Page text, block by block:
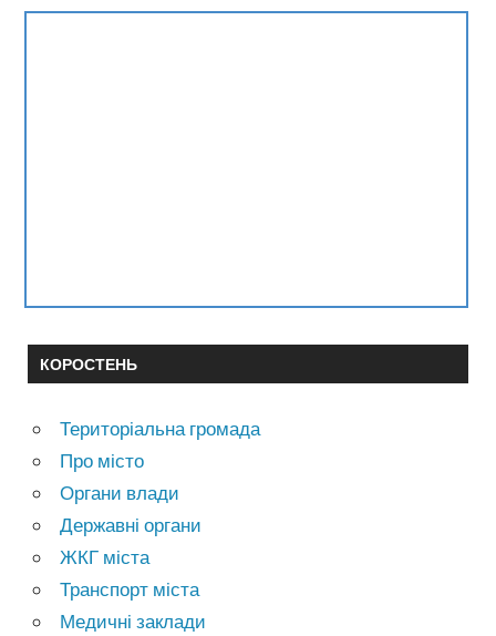
КОРОСТЕНЬ
Територіальна громада
Про місто
Органи влади
Державні органи
ЖКГ міста
Транспорт міста
Медичні заклади